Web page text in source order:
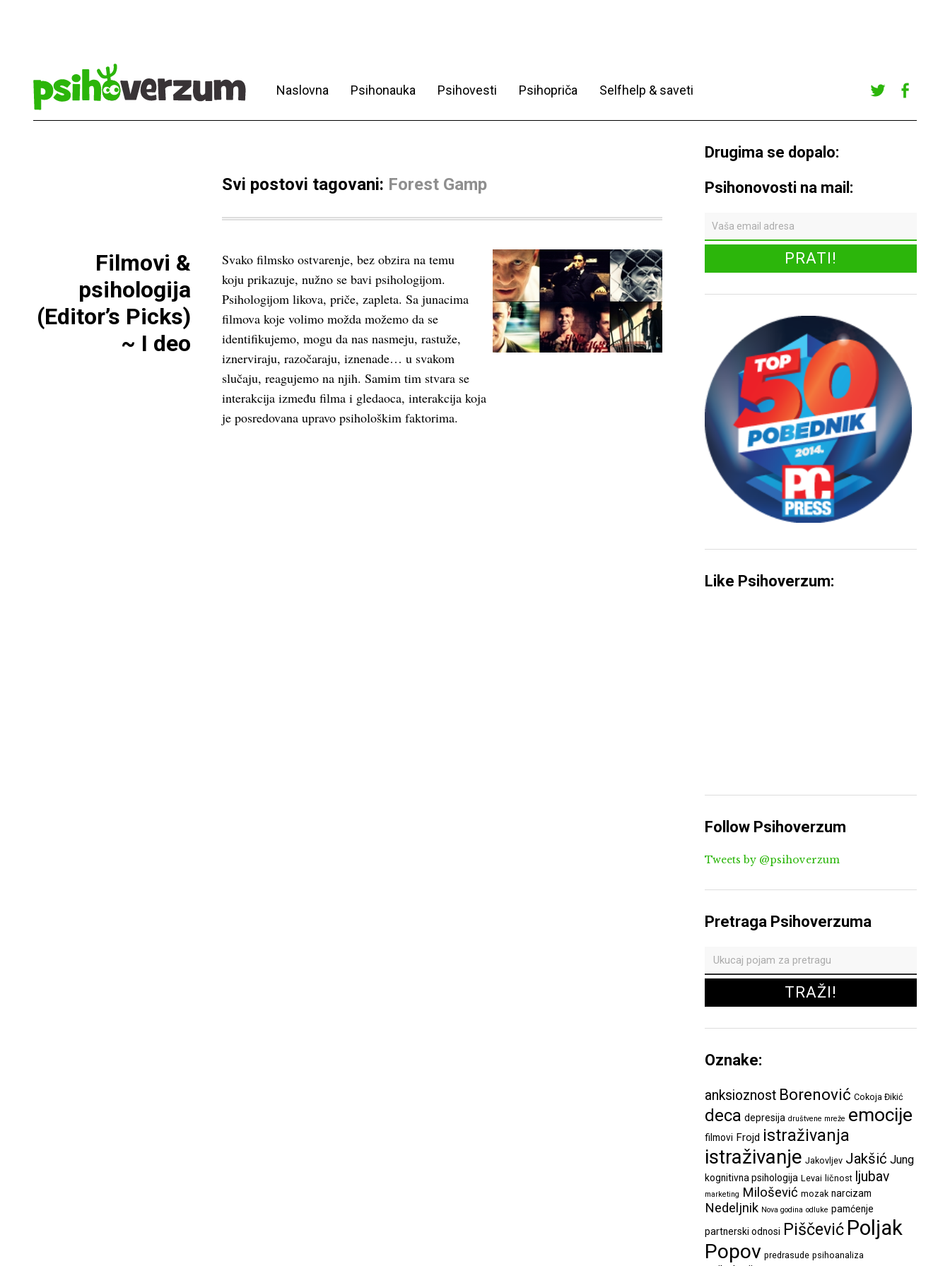
Naslovna Psihonauka Psihovesti Psihopriča Selfhelp & saveti
r
ook
Svi postovi tagovani: Forest Gamp
Filmovi &
psihologija
(Editor’s Picks)
~ I deo
Svako filmsko ostvarenje, bez obzira na temu
koju prikazuje, nužno se bavi psihologijom.
Psihologijom likova, priče, zapleta. Sa junacima
filmova koje volimo možda možemo da se
identifikujemo, mogu da nas nasmeju, rastuže,
iznerviraju, razočaraju, iznenade… u svakom
slučaju, reagujemo na njih. Samim tim stvara se
interakcija između filma i gledaoca, interakcija koja
je posredovana upravo psihološkim faktorima.
Drugima se dopalo:
Psihonovosti na mail:
Like Psihoverzum:
Follow Psihoverzum
Tweets by @psihoverzum
Pretraga Psihoverzuma
Oznake:
anksioznost Borenović Cokoja Đikić
deca depresija društvene mreže emocije
filmovi Frojd istraživanja
istraživanje Jakovljev Jakšić Jung
kognitivna psihologija Levai ličnost ljubav
marketing Milošević mozak narcizam
Nedeljnik Nova godina odluke pamćenje
partnerski odnosi Piščević Poljak
Popov predrasude psihoanaliza